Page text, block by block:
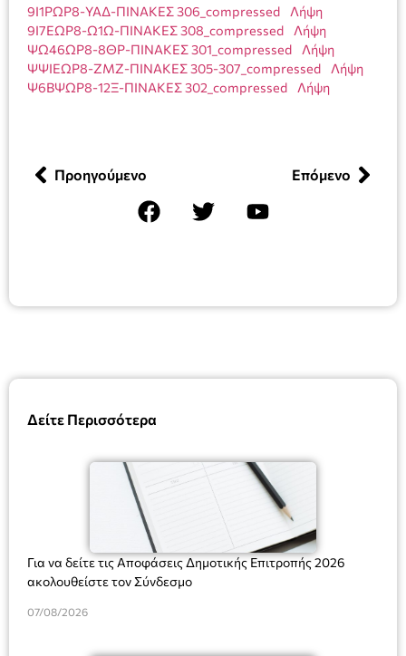
Δείτε Περισσότερα
Για να δείτε τις Αποφάσεις Δημοτικής Επιτροπής 2026
ακολουθείστε τον Σύνδεσμο
07/08/2026
9Ι1ΡΩΡ8-ΥΑΔ-ΠΙΝΑΚΕΣ 306_compressed
Λήψη
9Ι7ΕΩΡ8-Ω1Ω-ΠΙΝΑΚΕΣ 308_compressed
Λήψη
ΨΩ46ΩΡ8-8ΘΡ-ΠΙΝΑΚΕΣ 301_compressed
Λήψη
ΨΨΙΕΩΡ8-ΖΜΖ-ΠΙΝΑΚΕΣ 305-307_compressed
Λήψη
Ψ6ΒΨΩΡ8-12Ξ-ΠΙΝΑΚΕΣ 302_compressed
Λήψη
Προηγούμενο Επόμενο